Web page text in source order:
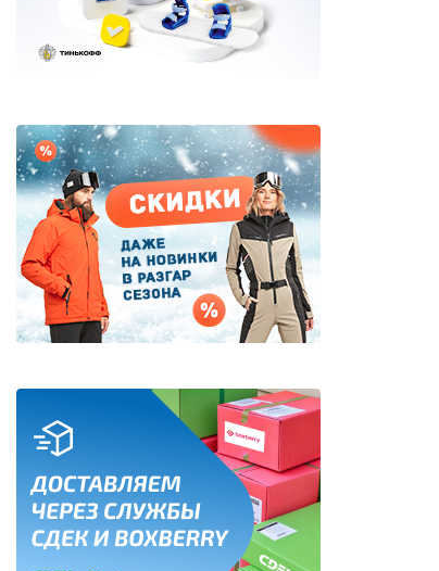
Дисконт (скидки до 70%)
Сноукайтинг
Сертификаты и подарки